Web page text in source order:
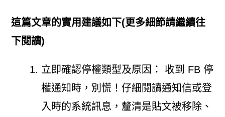
這篇文章的實用建議如下(更多細節請繼續往
下閱讀)
立即確認停權類型及原因： 收到 FB 停
權通知時，別慌！仔細閱讀通知信或登
入時的系統訊息，釐清是貼文被移除、